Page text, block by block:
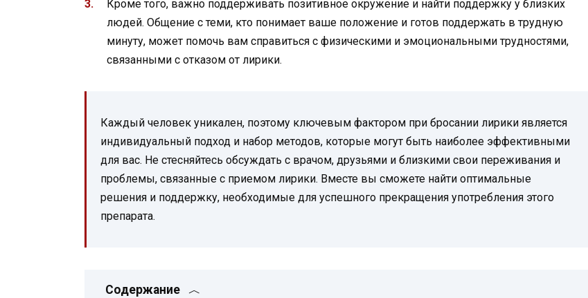
Кроме того, важно поддерживать позитивное окружение и найти поддержку у близких
людей. Общение с теми, кто понимает ваше положение и готов поддержать в трудную
минуту, может помочь вам справиться с физическими и эмоциональными трудностями,
связанными с отказом от лирики.
Каждый человек уникален, поэтому ключевым фактором при бросании лирики является
индивидуальный подход и набор методов, которые могут быть наиболее эффективными
для вас. Не стесняйтесь обсуждать с врачом, друзьями и близкими свои переживания и
проблемы, связанные с приемом лирики. Вместе вы сможете найти оптимальные
решения и поддержку, необходимые для успешного прекращения употребления этого
препарата.
Содержание